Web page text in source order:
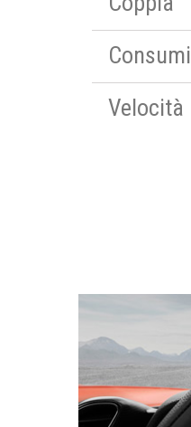
Consumi
Velocità